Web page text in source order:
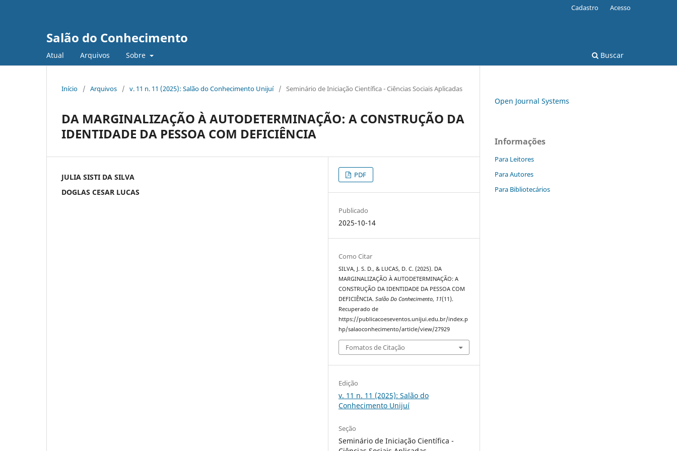
Salão do Conhecimento
Atual Arquivos Sobre Buscar
Cadastro Acesso
Início / Arquivos / v. 11 n. 11 (2025): Salão do Conhecimento Unijuí / Seminário de Iniciação Científica - Ciências Sociais Aplicadas
DA MARGINALIZAÇÃO À AUTODETERMINAÇÃO: A CONSTRUÇÃO DA
IDENTIDADE DA PESSOA COM DEFICIÊNCIA
JULIA SISTI DA SILVA
DOGLAS CESAR LUCAS
PDF
Publicado
2025-10-14
Como Citar
SILVA, J. S. D., & LUCAS, D. C. (2025). DA
MARGINALIZAÇÃO À AUTODETERMINAÇÃO: A
CONSTRUÇÃO DA IDENTIDADE DA PESSOA COM
DEFICIÊNCIA.Salão Do Conhecimento, 11(11).
Recuperado de
https://publicacoeseventos.unijui.edu.br/index.p
hp/salaoconhecimento/article/view/27929
Fomatos de Citação
Edição
v. 11 n. 11 (2025): Salão do
Conhecimento Unijuí
Seção
Seminário de Iniciação Científica -
Open Journal Systems
Informações
Para Leitores
Para Autores
Para Bibliotecários